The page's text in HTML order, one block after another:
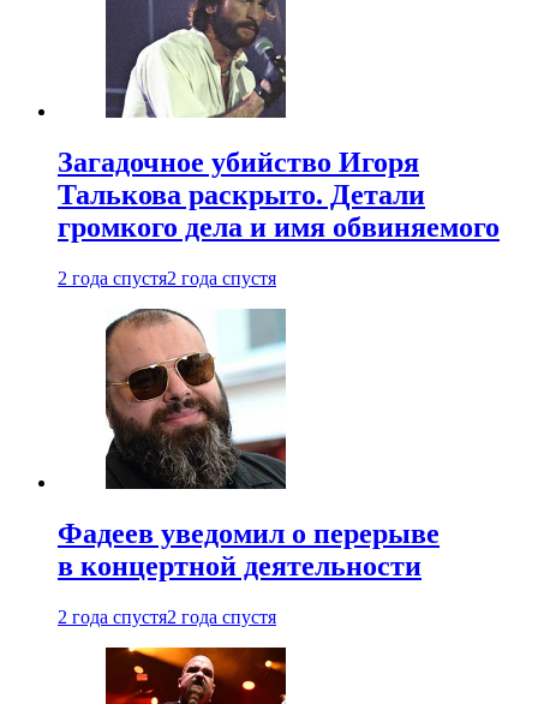
Загадочное убийство Игоря
Талькова раскрыто. Детали
громкого дела и имя обвиняемого
2 года спустя2 года спустя
Фадеев уведомил о перерыве
в концертной деятельности
2 года спустя2 года спустя